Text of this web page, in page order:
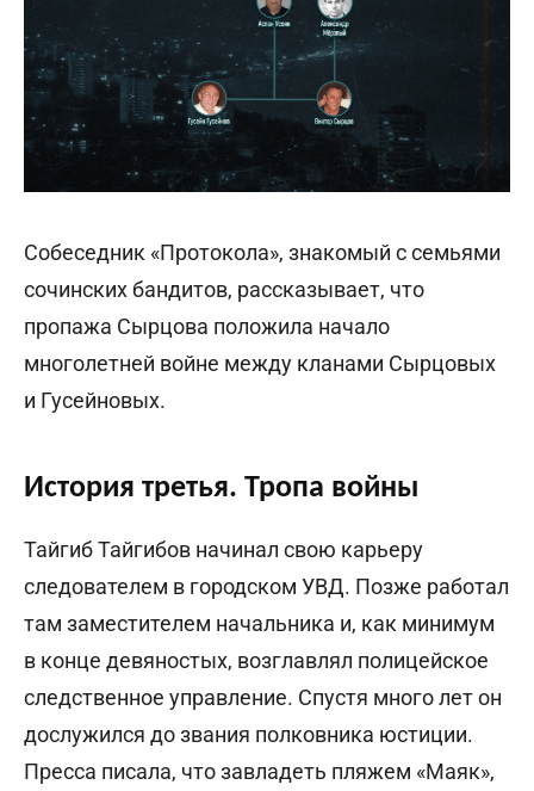
Собеседник «Протокола», знакомый с семьями
сочинских бандитов, рассказывает, что
пропажа Сырцова положила начало
многолетней войне между кланами Сырцовых
и Гусейновых.
История третья. Тропа войны
Тайгиб Тайгибов начинал свою карьеру
следователем в городском УВД. Позже работал
там заместителем начальника и, как минимум
в конце девяностых, возглавлял полицейское
следственное управление. Спустя много лет он
дослужился до звания полковника юстиции.
Пресса писала, что завладеть пляжем «Маяк»,